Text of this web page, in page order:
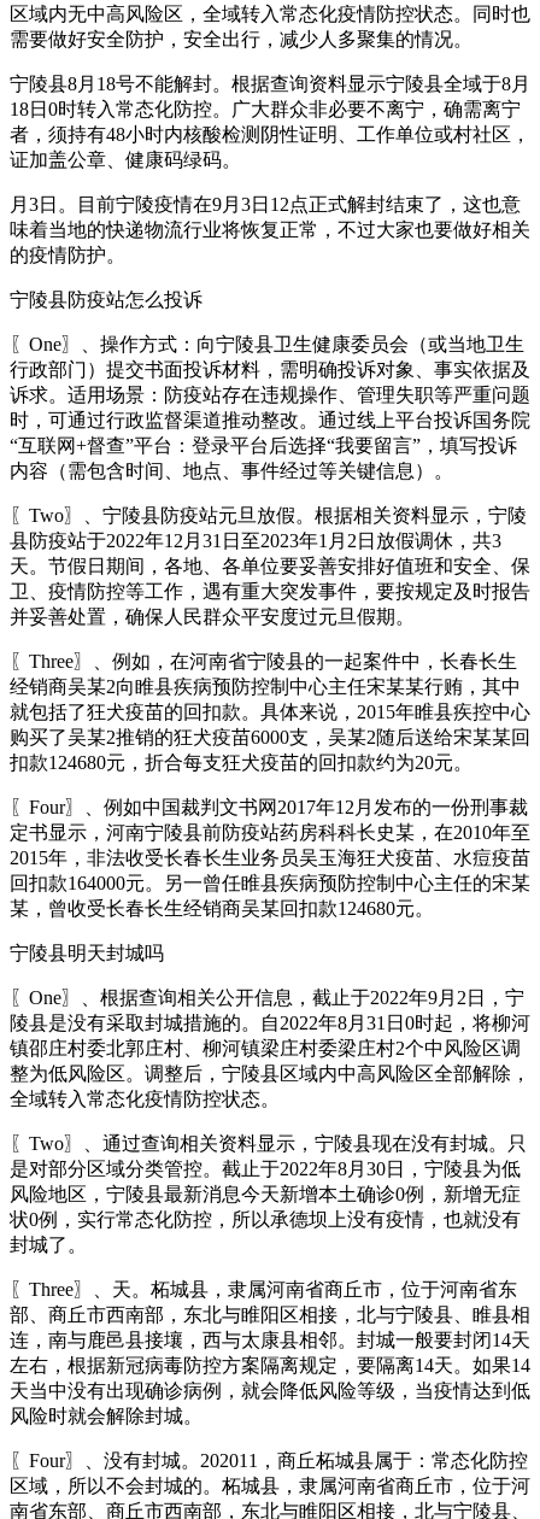
区域内无中高风险区，全域转入常态化疫情防控状态。同时也
需要做好安全防护，安全出行，减少人多聚集的情况。
宁陵县8月18号不能解封。根据查询资料显示宁陵县全域于8月
18日0时转入常态化防控。广大群众非必要不离宁，确需离宁
者，须持有48小时内核酸检测阴性证明、工作单位或村社区，
证加盖公章、健康码绿码。
月3日。目前宁陵疫情在9月3日12点正式解封结束了，这也意
味着当地的快递物流行业将恢复正常，不过大家也要做好相关
的疫情防护。
宁陵县防疫站怎么投诉
〖One〗、操作方式：向宁陵县卫生健康委员会（或当地卫生
行政部门）提交书面投诉材料，需明确投诉对象、事实依据及
诉求。适用场景：防疫站存在违规操作、管理失职等严重问题
时，可通过行政监督渠道推动整改。通过线上平台投诉国务院
“互联网+督查”平台：登录平台后选择“我要留言”，填写投诉
内容（需包含时间、地点、事件经过等关键信息）。
〖Two〗、宁陵县防疫站元旦放假。根据相关资料显示，宁陵
县防疫站于2022年12月31日至2023年1月2日放假调休，共3
天。节假日期间，各地、各单位要妥善安排好值班和安全、保
卫、疫情防控等工作，遇有重大突发事件，要按规定及时报告
并妥善处置，确保人民群众平安度过元旦假期。
〖Three〗、例如，在河南省宁陵县的一起案件中，长春长生
经销商吴某2向睢县疾病预防控制中心主任宋某某行贿，其中
就包括了狂犬疫苗的回扣款。具体来说，2015年睢县疾控中心
购买了吴某2推销的狂犬疫苗6000支，吴某2随后送给宋某某回
扣款124680元，折合每支狂犬疫苗的回扣款约为20元。
〖Four〗、例如中国裁判文书网2017年12月发布的一份刑事裁
定书显示，河南宁陵县前防疫站药房科科长史某，在2010年至
2015年，非法收受长春长生业务员吴玉海狂犬疫苗、水痘疫苗
回扣款164000元。另一曾任睢县疾病预防控制中心主任的宋某
某，曾收受长春长生经销商吴某回扣款124680元。
宁陵县明天封城吗
〖One〗、根据查询相关公开信息，截止于2022年9月2日，宁
陵县是没有采取封城措施的。自2022年8月31日0时起，将柳河
镇邵庄村委北郭庄村、柳河镇梁庄村委梁庄村2个中风险区调
整为低风险区。调整后，宁陵县区域内中高风险区全部解除，
全域转入常态化疫情防控状态。
〖Two〗、通过查询相关资料显示，宁陵县现在没有封城。只
是对部分区域分类管控。截止于2022年8月30日，宁陵县为低
风险地区，宁陵县最新消息今天新增本土确诊0例，新增无症
状0例，实行常态化防控，所以承德坝上没有疫情，也就没有
封城了。
〖Three〗、天。柘城县，隶属河南省商丘市，位于河南省东
部、商丘市西南部，东北与睢阳区相接，北与宁陵县、睢县相
连，南与鹿邑县接壤，西与太康县相邻。封城一般要封闭14天
左右，根据新冠病毒防控方案隔离规定，要隔离14天。如果14
天当中没有出现确诊病例，就会降低风险等级，当疫情达到低
风险时就会解除封城。
〖Four〗、没有封城。202011，商丘柘城县属于：常态化防控
区域，所以不会封城的。柘城县，隶属河南省商丘市，位于河
南省东部、商丘市西南部，东北与睢阳区相接，北与宁陵县、